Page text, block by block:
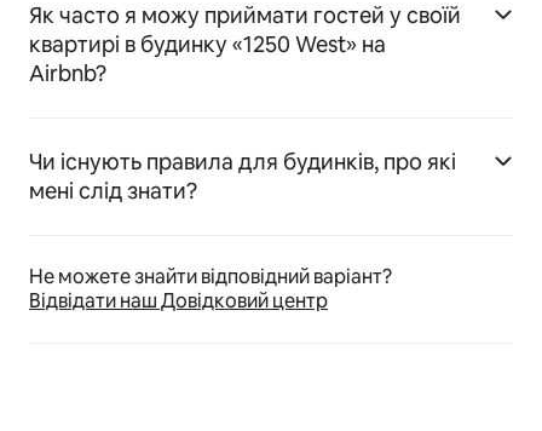
Як часто я можу приймати гостей у своїй
квартирі в будинку «1250 West» на
Airbnb?
Чи існують правила для будинків, про які
мені слід знати?
Не можете знайти відповідний варіант?
Відвідати наш Довідковий центр